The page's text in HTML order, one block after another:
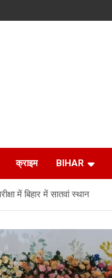
क्राइम BIHAR
में बिहार में सातवां स्थान